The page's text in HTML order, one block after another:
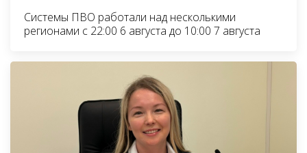
Системы ПВО работали над несколькими
регионами с 22:00 6 августа до 10:00 7 августа